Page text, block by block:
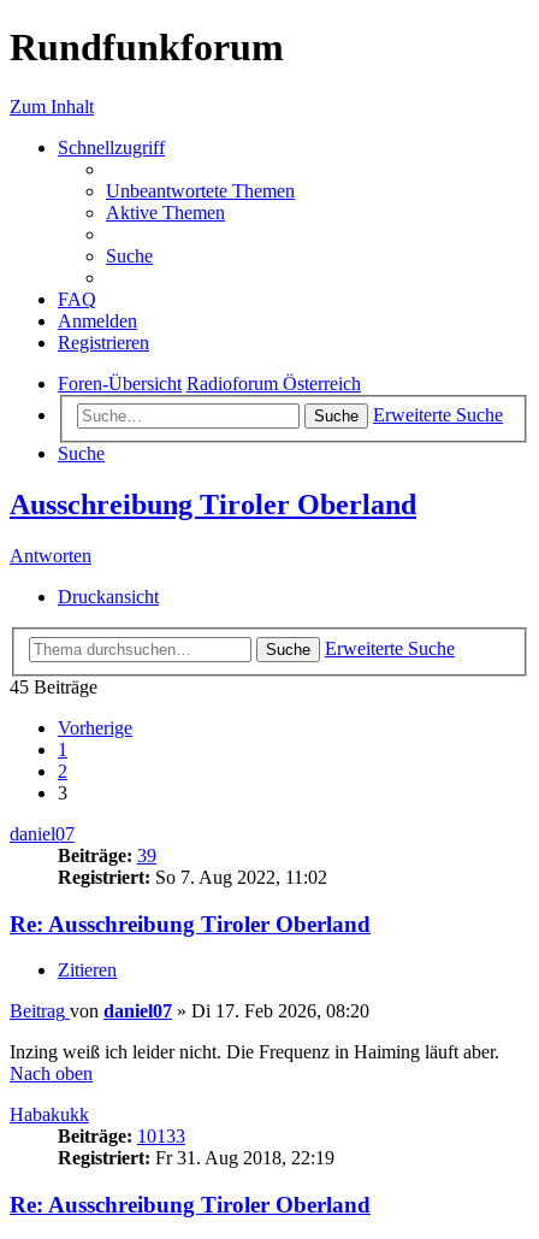
Rundfunkforum
Zum Inhalt
Schnellzugriff
Unbeantwortete Themen
Aktive Themen
Suche
FAQ
Anmelden
Registrieren
Foren-Übersicht Radioforum Österreich
Suche
Erweiterte Suche
Suche
Ausschreibung Tiroler Oberland
Antworten
Druckansicht
Suche
Erweiterte Suche
45 Beiträge
Vorherige
1
2
3
daniel07
Beiträge: 39
Registriert: So 7. Aug 2022, 11:02
Re: Ausschreibung Tiroler Oberland
Zitieren
Beitrag von daniel07 » Di 17. Feb 2026, 08:20
Inzing weiß ich leider nicht. Die Frequenz in Haiming läuft aber.
Nach oben
Habakukk
Beiträge: 10133
Registriert: Fr 31. Aug 2018, 22:19
Re: Ausschreibung Tiroler Oberland